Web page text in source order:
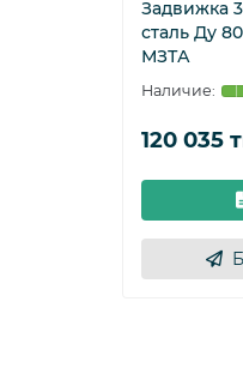
Задвижка
сталь Ду
МЗТА
120 035